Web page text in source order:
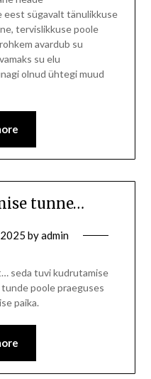
eest sügavalt tänulikkuse
tervislikkuse poole
avardub su
su elu
olnud ühtegi muud
tunne…
byadmin
seda tuvi kudrutamise
poole praeguses
paika.